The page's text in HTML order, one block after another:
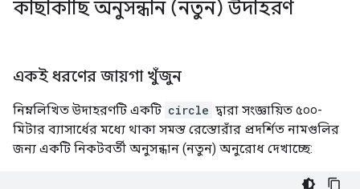
কাছাকাছি অনুসন্ধান (নতুন) উদাহরণ
একই ধরণের জায়গা খুঁজুন
নিম্নলিখিত উদাহরণটি একটি circle দ্বারা সংজ্ঞায়িত ৫০০-
মিটার ব্যাসার্ধের মধ্যে থাকা সমস্ত রেস্তোরাঁর প্রদর্শিত নামগুলির
জন্য একটি নিকটবর্তী অনুসন্ধান (নতুন) অনুরোধ দেখাচ্ছে: